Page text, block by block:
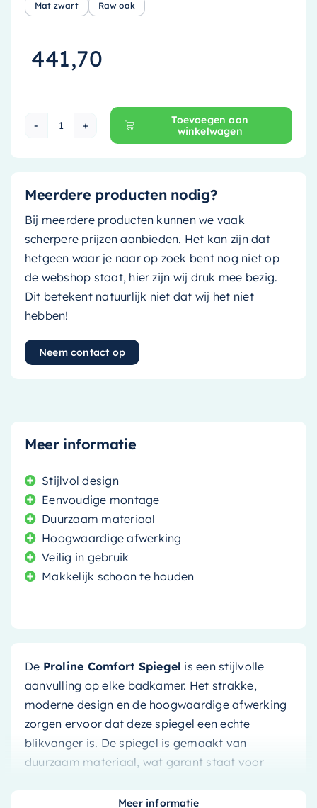
Mat zwart Raw oak
441,70
Proline Comfort Spiegelkast - 100 cm - Mat
Toevoegen aan
winkelwagen
Meerdere producten nodig?
Bij meerdere producten kunnen we vaak
scherpere prijzen aanbieden. Het kan zijn dat
hetgeen waar je naar op zoek bent nog niet op
de webshop staat, hier zijn wij druk mee bezig.
Dit betekent natuurlijk niet dat wij het niet
hebben!
Neem contact op
Meer informatie
Stijlvol design
Eenvoudige montage
Duurzaam materiaal
Hoogwaardige afwerking
Veilig in gebruik
Makkelijk schoon te houden
De Proline Comfort Spiegel is een stijlvolle
aanvulling op elke badkamer. Het strakke,
moderne design en de hoogwaardige afwerking
zorgen ervoor dat deze spiegel een echte
blikvanger is. De spiegel is gemaakt van
duurzaam materiaal, wat garant staat voor
Meer informatie